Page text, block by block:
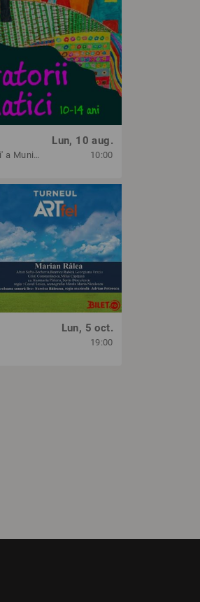
Casa de Cultura 'Mihai Ursachi' a Municipiului Iasi
Lun, 10 aug.
10:00
Lun, 5 oct.
19:00